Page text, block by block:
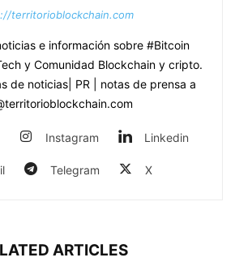
territorioblockchain.com
e información sobre #Bitcoin
y Comunidad Blockchain y cripto.
de noticias| PR | notas de prensa a
Instagram Linkedin
Telegram X
ARTICLES